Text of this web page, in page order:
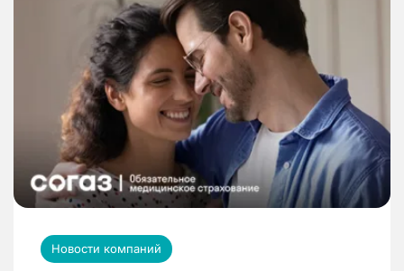
Новости компаний